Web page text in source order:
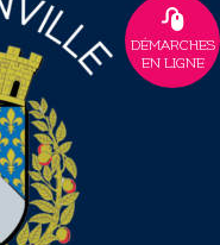
DÉMARCHES
EN LIGNE